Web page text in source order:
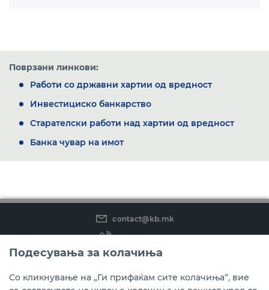
Поврзани линкови:
Работи со државни хартии од вредност
Инвестициско банкарство
Старателски работи над хартии од вредност
Банка чувар на имот
contact@kb.mk
(02) 3 296 800
Instagram
LinkedIn
Youtube
Подесувања за колачиња
Со кликнување на „Ги прифаќам сите колачиња“, вие